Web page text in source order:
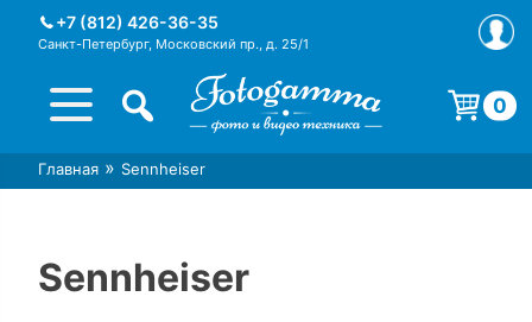
+7 (812) 426-36-35
Санкт-Петербург, Московский пр., д. 25/1
Интернет-магазин фототехники
Магазин фотоаксессуаров foto-
0
Главная » Sennheiser
Sennheiser